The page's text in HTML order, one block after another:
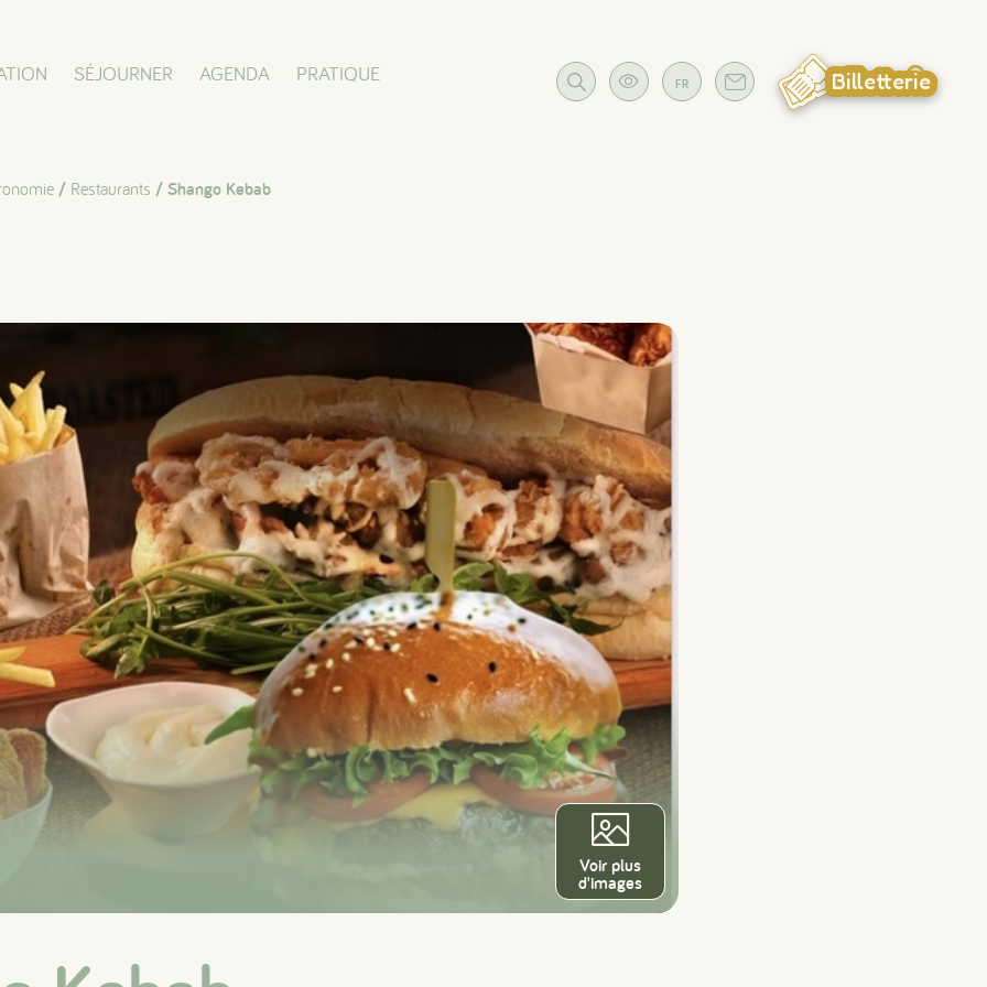
SÉJOURNER AGENDA PRATIQUE FR Billetterie
/ Restaurants / Shango Kebab
Voir plus
d'images